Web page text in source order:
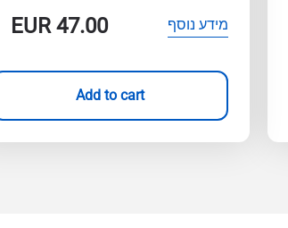
מידע נוסף EUR47.00
Add to cart